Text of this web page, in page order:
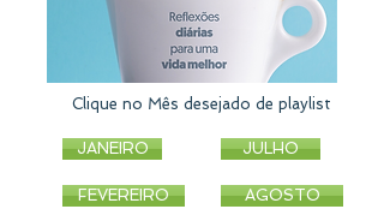
Clique no Mês desejado de playlist
JANEIRO
FEVEREIRO
JULHO
AGOSTO